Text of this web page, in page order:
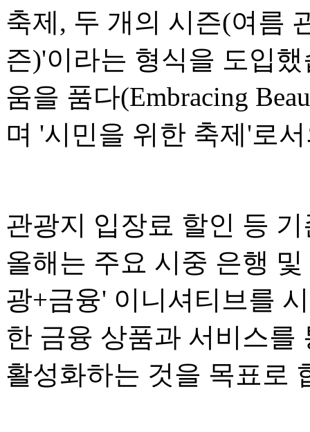
축제, 두 개의 시즌(여름
즌)'이라는 형식을 도입
움을 품다(Embracing
며 '시민을 위한 축제'로
관광지 입장료 할인 등
올해는 주요 시중 은행
광+금융' 이니셔티브를
한 금융 상품과 서비스를
활성화하는 것을 목표로